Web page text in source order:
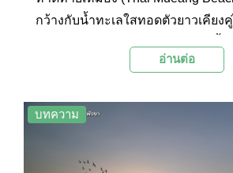
กว้างกับน้ำทะเลใสทอดตัวยาวเคียง
ชาติเขาลำปี-หาดท้ายเหมือง
อ่านต่อ
บทความ